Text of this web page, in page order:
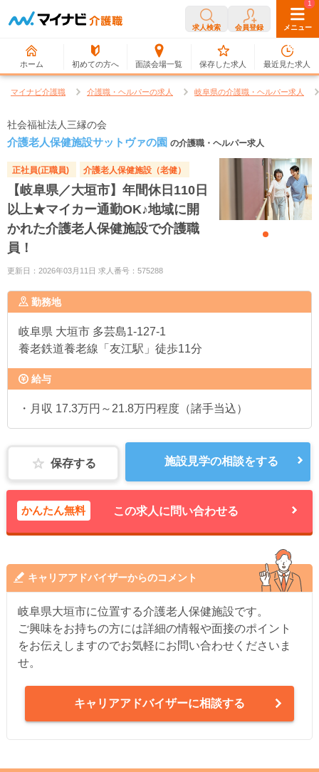
求人検索 会員登録 メニュー
ホーム 初めての方へ 面談会場一覧
0
保存した求人
1
最近見た求人
マイナビ介護職 介護職・ヘルパーの求人 岐阜県の介護職・ヘルパー求人
社会福祉法人三縁の会
介護老人保健施設サットヴァの園 の介護職・ヘルパー求人
正社員(正職員) 介護老人保健施設（老健）
【岐阜県／大垣市】年間休日110日
以上★マイカー通勤OK♪地域に開
かれた介護老人保健施設で介護職
員！
更新日：2026年03月11日 求人番号：575288
勤務地
岐阜県 大垣市 多芸島1-127-1
養老鉄道養老線「友江駅」徒歩11分
給与
・月収 17.3万円～21.8万円程度（諸手当込）
保存する 施設見学の相談をする
かんたん無料 この求人に問い合わせる
キャリアアドバイザーからのコメント
岐阜県大垣市に位置する介護老人保健施設です。
ご興味をお持ちの方には詳細の情報や面接のポイント
をお伝えしますのでお気軽にお問い合わせくださいま
せ。
キャリアアドバイザーに相談する